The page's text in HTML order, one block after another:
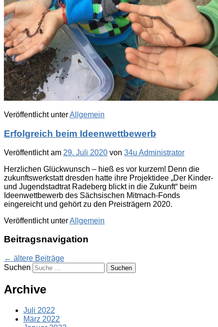
Veröffentlicht unterAllgemein
Erfolgreich beim Ideenwettbewerb
Veröffentlicht am 29. Juli 2020 von 34u Administrator
Herzlichen Glückwunsch – hieß es vor kurzem! Denn die
zukunftswerkstatt dresden hatte ihre Projektidee „Der Kinder-
und Jugendstadtrat Radeberg blickt in die Zukunft“ beim
Ideenwettbewerb des Sächsischen Mitmach-Fonds
eingereicht und gehört zu den Preisträgern 2020.
Veröffentlicht unterAllgemein
Beitragsnavigation
← ältere Beiträge
Suchen
Archive
Juli 2022
März 2022